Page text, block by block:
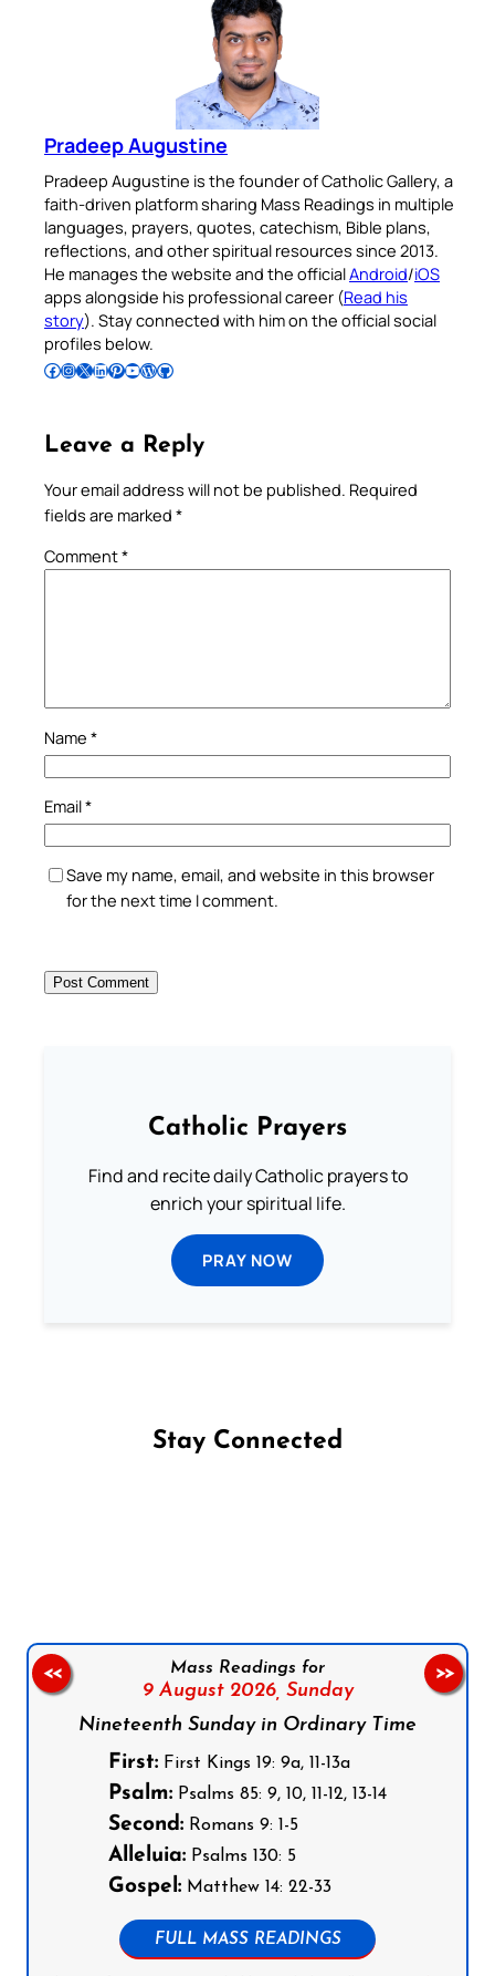
Pradeep Augustine
Pradeep Augustine is the founder of Catholic Gallery, a
faith-driven platform sharing Mass Readings in multiple
languages, prayers, quotes, catechism, Bible plans,
reflections, and other spiritual resources since 2013.
He manages the website and the officialAndroid/iOS
apps alongside his professional career (Read his
story). Stay connected with him on the official social
profiles below.
Follow Pradeep on Facebook Follow Pradeep on InstagramFollow Pradeep on X Follow Pradeep on LinkedIn Follow Pradeep on Pinterest Subscribe to Pradeep’s Youtube Channel Follow Pradeep on WordPress Follow Pradeep on GitHub
Leave a Reply
Your email address will not be published. Required
fields are marked *
Comment*
Name *
Email*
Save my name, email, and website in this browser
for the next time I comment.
Catholic Prayers
Find and recite daily Catholic prayers to
enrich your spiritual life.
PRAY NOW
Stay Connected
Mass Readings for
9 August 2026, Sunday
Nineteenth Sunday in Ordinary Time
First: First Kings 19: 9a, 11-13a
Psalm: Psalms 85: 9, 10, 11-12, 13-14
Second: Romans 9: 1-5
Alleluia: Psalms 130: 5
Gospel: Matthew 14: 22-33
FULL MASS READINGS
<< >>